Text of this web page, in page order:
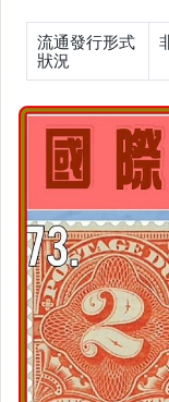
汽機車精品百貨
玩具、模型與公仔
居家、家具與園藝
男性精品與服飾
偶像、球員卡與郵幣
女裝與服飾配件
手錶與飾品配件
女包精品與女鞋
流通發行形式
狀況